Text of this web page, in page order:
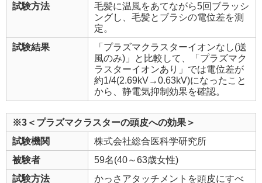
試験方法
毛髪に温風をあてながら5回ブラッシ
ングし、毛髪とブラシの電位差を測
定。
試験結果
「プラズマクラスターイオンなし(送
風のみ)」と比較して、「プラズマク
ラスターイオンあり」では電位差が
約1/4(2.69kV→0.63kV)になったこと
から、静電気抑制効果を確認。
※3＜プラズマクラスターの頭皮への効果＞
試験機関
株式会社総合医科学研究所
被験者
59名(40～63歳女性)
試験方法
かっさアタッチメントを頭皮にすべ